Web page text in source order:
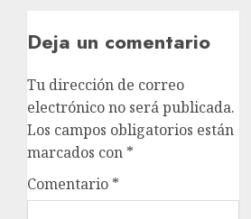
Deja un comentario
Tu dirección de correo
electrónico no será publicada.
Los campos obligatorios están
marcados con *
Comentario *